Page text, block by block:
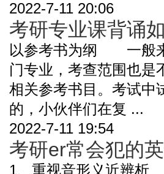
2022-7-11 20:06
考研专业课背诵
以参考书为纲 一般来
门专业，考查范围也是
相关参考书目。考试中
的，小伙伴们在复 ...
2022-7-11 19:54
考研er常会犯的
1、重视音形义近辨